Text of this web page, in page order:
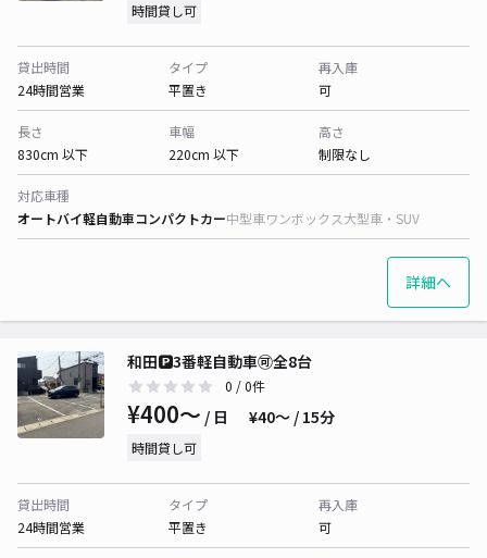
時間貸し可
貸出時間
24時間営業
タイプ
平置き
再入庫
可
長さ
830cm 以下
車幅
220cm 以下
高さ
制限なし
対応車種
オートバイ軽自動車コンパクトカー中型車ワンボックス大型車・SUV
詳細へ
和田🅿️3番軽自動車🉑全8台
0 / 0件
¥400〜 / 日 ¥40〜 / 15分
時間貸し可
貸出時間
24時間営業
タイプ
平置き
再入庫
可